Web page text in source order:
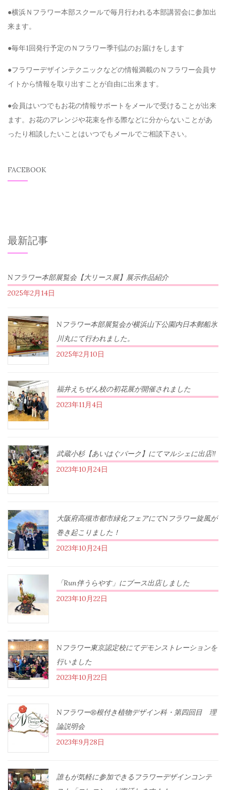
●横浜Ｎフラワー本部スクールで毎月行われる本部講習会に参加出
来ます。
●毎年1回発行予定のＮフラワー季刊誌のお届けをします
●フラワーデザインテクニックなどの情報満載のＮフラワー会員サ
イトから情報を取り出すことが自由に出来ます。
●会員はいつでもお花の情報サポートをメールで受けることが出来
ます。お花のアレンジや花束を作る際などに分からないことがあ
ったり相談したいことはいつでもメールでご相談下さい。
FACEBOOK
最新記事
Nフラワー本部展覧会【大リース展】展示作品紹介
2025年2月14日
Nフラワー本部展覧会が横浜山下公園内日本郵船氷
川丸にて行われました。
2025年2月10日
福井えちぜん校の初花展が開催されました
2023年11月4日
武蔵小杉【あいはぐパーク】にてマルシェに出店‼︎
2023年10月24日
大阪府高槻市都市緑化フェアにてNフラワー旋風が
巻き起こりました！
2023年10月24日
「Run伴うらやす」にブース出店しました
2023年10月22日
Nフラワー東京認定校にてデモンストレーションを
行いました
2023年10月22日
Nフラワー®根付き植物デザイン科・第四回目 理
論説明会
2023年9月28日
誰もが気軽に参加できるフラワーデザインコンテ